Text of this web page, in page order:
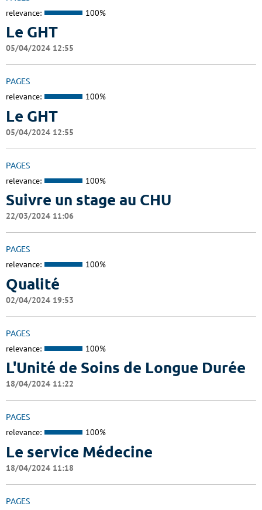
relevance: 100%
Le GHT
05/04/2024 12:55
PAGES
relevance: 100%
Le GHT
05/04/2024 12:55
PAGES
relevance: 100%
Suivre un stage au CHU
22/03/2024 11:06
PAGES
relevance: 100%
Qualité
02/04/2024 19:53
PAGES
relevance: 100%
L'Unité de Soins de Longue Durée
18/04/2024 11:22
PAGES
relevance: 100%
Le service Médecine
18/04/2024 11:18
PAGES